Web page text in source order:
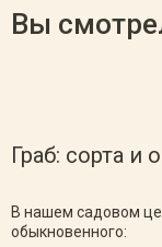
Вы
Граб: сорта и
В нашем садовом
обыкновенного: